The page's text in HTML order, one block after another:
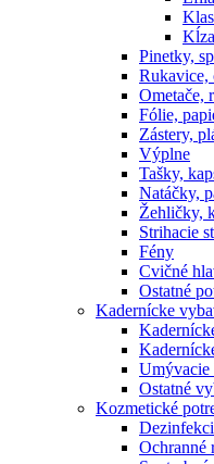
Pinetky,
Rukavice,
Ometače,
Fólie,
Zástery,
Výplne
Tašky,
Natáčky,
Žehličky,
Strihacie
Fény
Cvičné
Ostatné
Kadernícke
Umývacie
Ostatné
Kozmetické
Ochranné